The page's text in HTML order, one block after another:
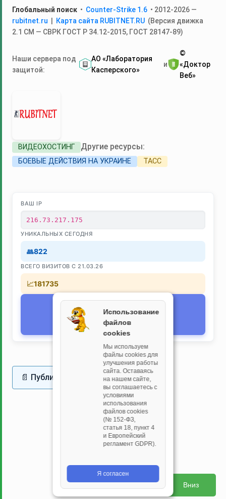
Вниз
Глобальный поиск • Counter-Strike 1.6 • 2012-2026 —
rubitnet.ru
Карта сайта RUBITNET.RU (Версия движка
2.1 СМ — СВРК ГОСТ Р 34.12‑2015, ГОСТ 28147‑89)
Наши сервера под
защитой:
АО «Лаборатория
Касперского»
и
©
«Доктор
Веб»
ВИДЕОХОСТИНГ Другие ресурсы:
БОЕВЫЕ ДЕЙСТВИЯ НА УКРАИНЕ ТАСС
ВАШ IP
216.73.217.175
УНИКАЛЬНЫХ СЕГОДНЯ
822
ВСЕГО ВИЗИТОВ С 21.03.26
181735
⏰
Текущее время
08.08.2026 17:11:38
(Asia/Irkutsk)
📄 Публичная оферта
Использование
файлов
cookies
Мы используем
файлы cookies для
улучшения работы
сайта. Оставаясь
на нашем сайте,
вы соглашаетесь с
условиями
использования
файлов cookies
(№ 152‑ФЗ,
статья 18, пункт 4
и Европейский
регламент GDPR).
Я согласен